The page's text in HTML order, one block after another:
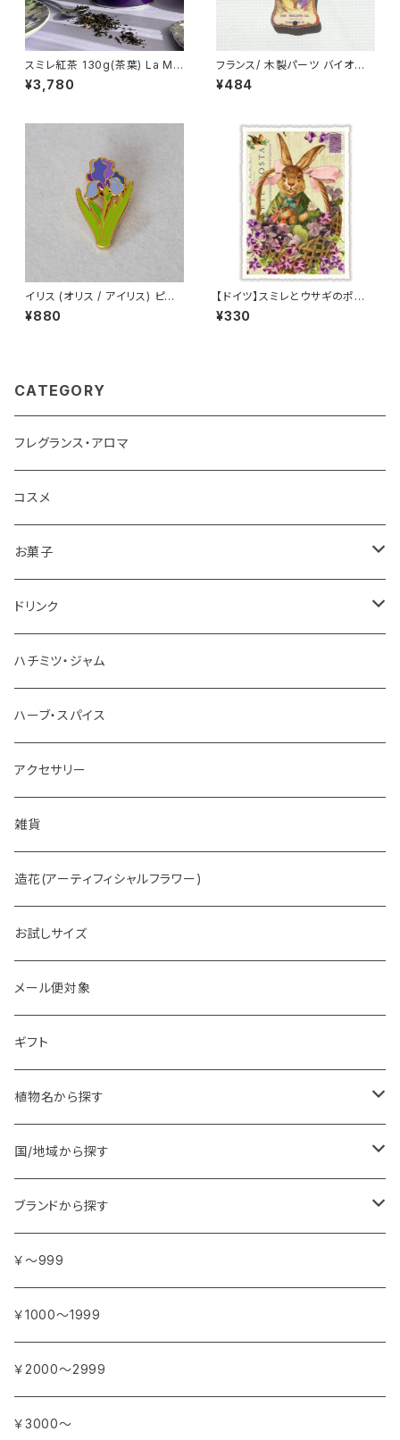
スミレ紅茶 130g(茶葉) La Mai
son de la Violette フランス/
トゥールーズ Violet black tea
¥3,780
フランス/ 木製パーツ バイオレッ
ト(スミレ) アンティークラベル
ウィッチヘーゼル 3cm 輸入 ウ
¥484
イリス (オリス / アイリス) ピン
バッジ Iris
¥880
【ドイツ】スミレとウサギのポスト
カード ラメ＆ダイカット加工 ■
輸入ポストカード■ スイートバ
¥330
CATEGORY
フレグランス・アロマ
コスメ
お菓子
チョコレート
ドリンク
お茶
ホットチョコレート
ハチミツ・ジャム
ハーブ・スパイス
アクセサリー
雑貨
造花(アーティフィシャルフラワー)
お試しサイズ
メール便対象
ギフト
植物名から探す
ア行
アンジェリカ
イランイラン
カ行
ガーデニア (クチナシ)
カカオ
サ行
シダーウッド
シナモン
タ行
タイム
チェリー
ナ行
ナツメグ
ハ行
国/地域から探す
ヨーロッパ
フランス
イタリア
アフリカ
ブルキナファソ
南アフリカ
アジア
トルコ
シリア
ブランドから探す
アトリエ・ボヌール・ドゥ・ジュール
アンティカ・ドルチェリア・ボナイユート
オウロシカ
カンパニー デュ ミエル
￥～999
￥1000～1999
￥2000～2999
￥3000～